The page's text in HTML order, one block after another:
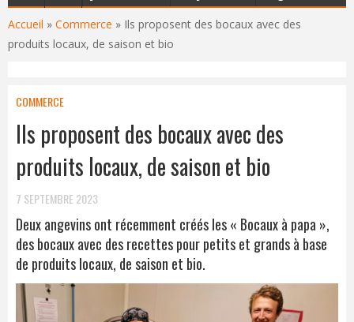
Accueil » Commerce » Ils proposent des bocaux avec des
produits locaux, de saison et bio
COMMERCE
Ils proposent des bocaux avec des
produits locaux, de saison et bio
7 SEPTEMBRE 2023
Deux angevins ont récemment créés les « Bocaux à papa »,
des bocaux avec des recettes pour petits et grands à base
de produits locaux, de saison et bio.